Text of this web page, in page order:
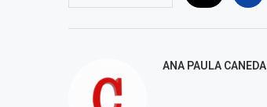
ANA PAULA CANEDA